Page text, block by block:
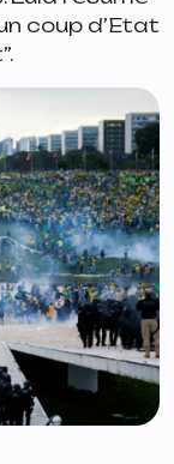
coup d’Etat
”.